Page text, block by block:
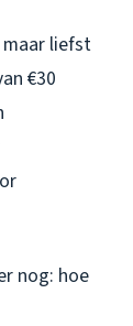
liefst
€30
nog: hoe